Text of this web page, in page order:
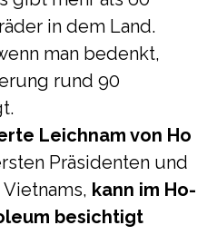
in dem Land.
man bedenkt,
rund 90
Leichnam von Ho
Präsidenten und
kann im Ho-
besichtigt